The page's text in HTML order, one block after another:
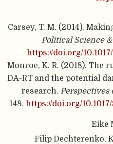
Carsey, T. M. (2014).
Political Science
https://doi.org/
Monroe, K. R. (2018). The
DA-RT and the potential
research. Perspectives
148. https://doi.org/
Eike
Filip Dechterenko,